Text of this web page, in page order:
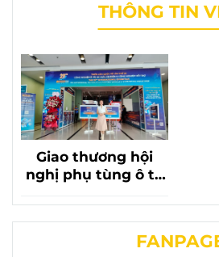
THÔNG TIN
Giao thương hội
nghị phụ tùng ô tô
mặt của phụ tùng
chevrolet liên